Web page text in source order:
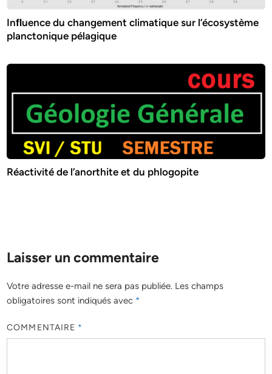
Inﬂuence du changement climatique sur l’écosystème
planctonique pélagique
Réactivité de l’anorthite et du phlogopite
Laisser un commentaire
Votre adresse e-mail ne sera pas publiée. Les champs
obligatoires sont indiqués avec *
COMMENTAIRE *